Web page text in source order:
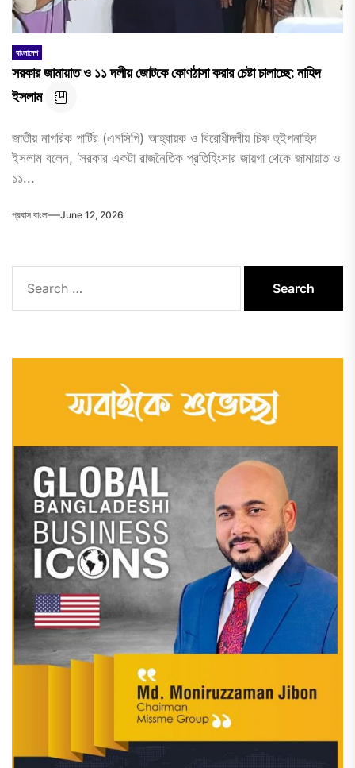
বাংলাদেশ
সরকার জামায়াত ও ১১ দলীয় জোটকে কোণঠাসা করার চেষ্টা চালাচ্ছে: নাহিদ
ইসলাম
জাতীয় নাগরিক পার্টির (এনসিপি) আহ্বায়ক ও বিরোধীদলীয় চিফ হুইপনাহিদ
ইসলাম বলেন, ‘সরকার একটা রাজনৈতিক প্রতিহিংসার জায়গা থেকে জামায়াত ও
১১...
প্রবাস বাংলা June 12, 2026
for: